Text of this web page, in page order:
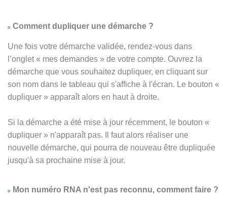
Comment dupliquer une démarche ?
Une fois votre démarche validée, rendez-vous dans
l’onglet « mes demandes » de votre compte. Ouvrez la
démarche que vous souhaitez dupliquer, en cliquant sur
son nom dans le tableau qui s'affiche à l'écran. Le bouton «
dupliquer » apparaît alors en haut à droite.
Si la démarche a été mise à jour récemment, le bouton «
dupliquer » n'apparaît pas. Il faut alors réaliser une
nouvelle démarche, qui pourra de nouveau être dupliquée
jusqu'à sa prochaine mise à jour.
Mon numéro RNA n'est pas reconnu, comment faire ?